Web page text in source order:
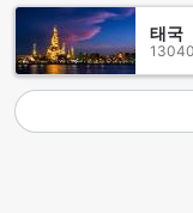
는 것입니다. 공항
에 위치한 시티허브
다. 택시는 편리하고
할 수 있습니다.
마게랑 셀라탄에 위
객들에게 편의를 제
있습니다. 공항 셔
태국